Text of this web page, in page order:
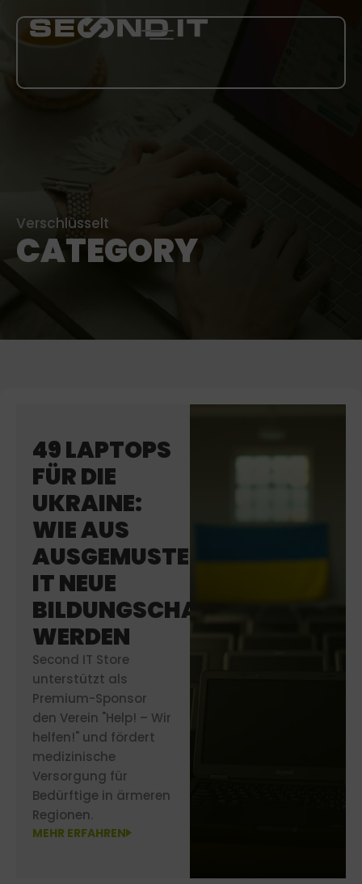
KARRIERE
Verschlüsselt
CATEGORY
49 LAPTOPS
FÜR DIE
UKRAINE:
WIE AUS
AUSGEMUSTERTER
IT NEUE
BILDUNGSCHANCEN
WERDEN
Second IT Store
unterstützt als
Premium-Sponsor
den Verein "Help! – Wir
helfen!" und fördert
medizinische
Versorgung für
Bedürftige in ärmeren
Regionen.
MEHR ERFAHREN